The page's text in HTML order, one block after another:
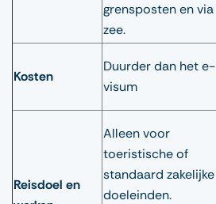
grensposten en via
zee.
Kosten
Duurder dan het e-
visum
Reisdoel en
Alleen voor
toeristische of
standaard zakelijke
doeleinden.